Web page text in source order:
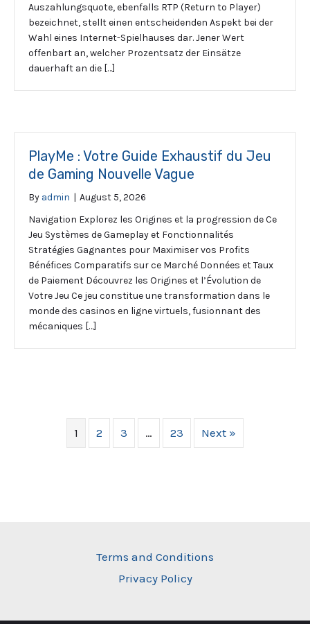
Auszahlungsquote, ebenfalls RTP (Return to Player)
bezeichnet, stellt einen entscheidenden Aspekt bei der
Wahl eines Internet-Spielhauses dar. Jener Wert
offenbart an, welcher Prozentsatz der Einsätze
dauerhaft an die […]
PlayMe : Votre Guide Exhaustif du Jeu
de Gaming Nouvelle Vague
By admin | August 5, 2026
Navigation Explorez les Origines et la progression de Ce
Jeu Systèmes de Gameplay et Fonctionnalités
Stratégies Gagnantes pour Maximiser vos Profits
Bénéfices Comparatifs sur ce Marché Données et Taux
de Paiement Découvrez les Origines et l’Évolution de
Votre Jeu Ce jeu constitue une transformation dans le
monde des casinos en ligne virtuels, fusionnant des
mécaniques […]
1 2 3 … 23 Next »
Terms and Conditions
Privacy Policy